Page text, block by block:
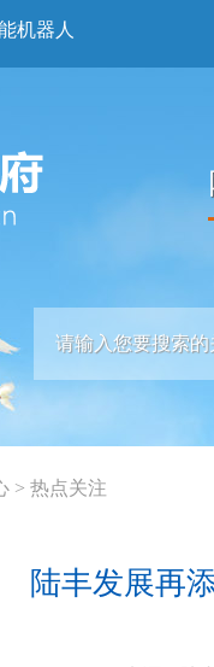
机器人
> 热点关注
陆丰发展再